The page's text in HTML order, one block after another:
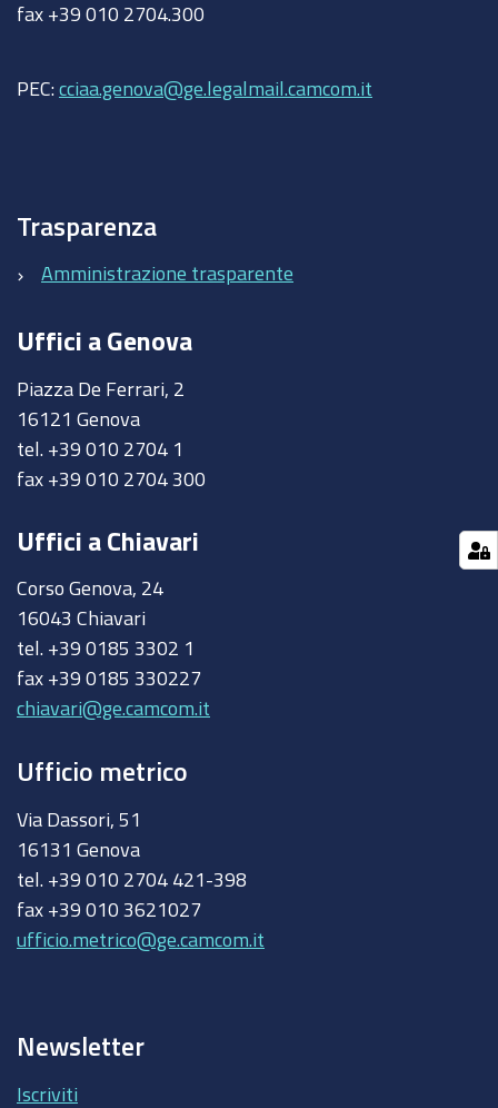
fax +39 010 2704.300
PEC: cciaa.genova@ge.legalmail.camcom.it
Trasparenza
Amministrazione trasparente
Uffici a Genova
Piazza De Ferrari, 2
16121 Genova
tel. +39 010 2704 1
fax +39 010 2704 300
Uffici a Chiavari
Corso Genova, 24
16043 Chiavari
tel. +39 0185 3302 1
fax +39 0185 330227
chiavari@ge.camcom.it
Ufficio metrico
Via Dassori, 51
16131 Genova
tel. +39 010 2704 421-398
fax +39 010 3621027
ufficio.metrico@ge.camcom.it
Newsletter
Iscriviti